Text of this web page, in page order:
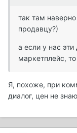
так там наверно
продавцу?)
а если у нас
маркетплейс,
Я, похоже, при
диалог, цен не